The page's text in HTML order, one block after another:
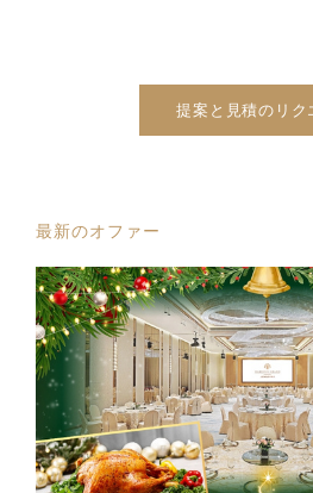
提案と見積のリク
最新のオファー